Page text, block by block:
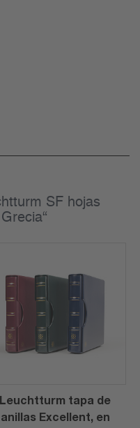
SF hojas
Leuchtturm tapa de
anillas Excellent, en